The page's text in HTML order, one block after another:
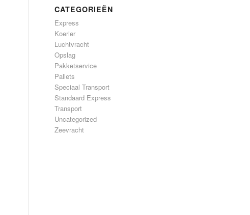
CATEGORIEËN
Express
Koerier
Luchtvracht
Opslag
Pakketservice
Pallets
Speciaal Transport
Standaard Express
Transport
Uncategorized
Zeevracht